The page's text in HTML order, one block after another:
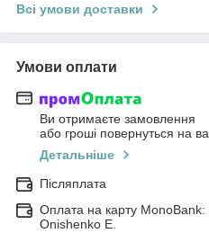
Всі умови доставки
Умови оплати
Ви отримаєте замовлення
або гроші повернуться на
Детальніше
Післяплата
Оплата на карту
Onishenko E.